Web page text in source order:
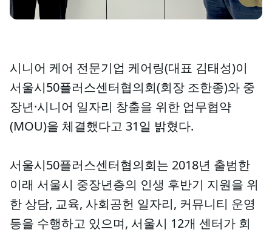
시니어 케어 전문기업 케어링(대표 김태성)이
서울시50플러스센터협의회(회장 조한종)와 중
장년·시니어 일자리 창출을 위한 업무협약
(MOU)을 체결했다고 31일 밝혔다.
서울시50플러스센터협의회는 2018년 출범한
이래 서울시 중장년층의 인생 후반기 지원을 위
한 상담, 교육, 사회공헌 일자리, 커뮤니티 운영
등을 수행하고 있으며, 서울시 12개 센터가 회